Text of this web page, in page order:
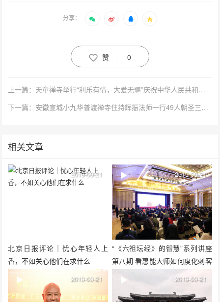
分享：
赞 0
上一篇：天童禅寺举行“利乐有情，大爱无疆”庆祝中华人民共和国成立70周年暨感恩祈福活动
下一篇：安徽宣城小九华普渡禅寺住持辉振法师一行49人朝圣三祖禅寺 宽容法师热情接待
相关文章
北京日报评论｜忧心年轻人上
香，不如关心他们在求什么
2019-09-21
“《六祖坛经》的智慧”系列讲座
第八期 看惠能大师如何度化刺客
2019-09-21
2019-09-21 2019-09-21